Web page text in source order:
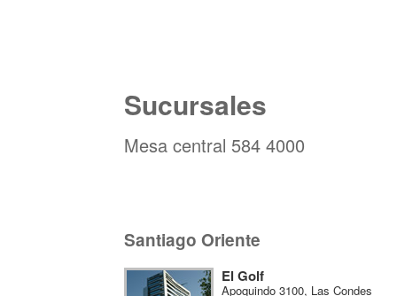
Sucursales
Mesa central 584 4000
Santiago Oriente
El Golf
Apoquindo 3100, Las Condes